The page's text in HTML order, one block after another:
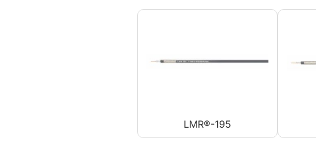
LMR®-195